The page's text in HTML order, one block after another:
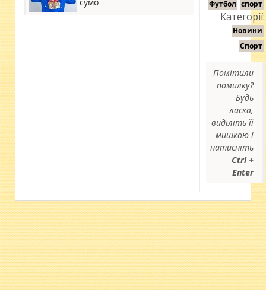
Футбол спорт
Категорії:
Новини
Спорт
Помітили
помилку?
Будь
ласка,
виділіть її
мишкою і
натисніть
Ctrl +
Enter